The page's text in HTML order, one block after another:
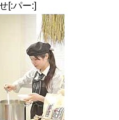
[:パー:]